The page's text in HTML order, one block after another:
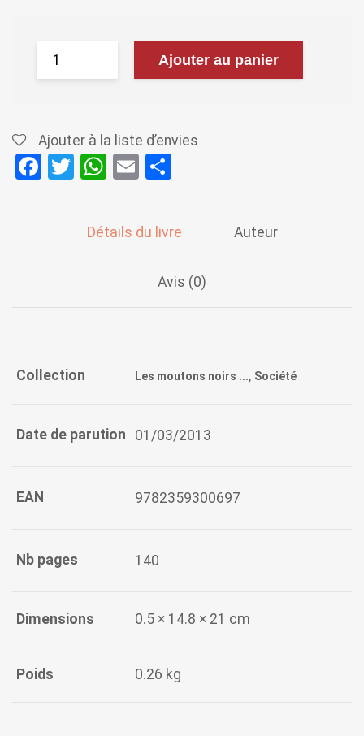
Ajouter au panier
Ajouter à la liste d’envies
F
T
tt
er
W
at
s
E
ail
g
er
Détails du livre Auteur
Avis (0)
Collection Les moutons noirs ..., Société
Date de parution 01/03/2013
EAN 9782359300697
Nb pages 140
Dimensions 0.5 × 14.8 × 21 cm
Poids 0.26 kg